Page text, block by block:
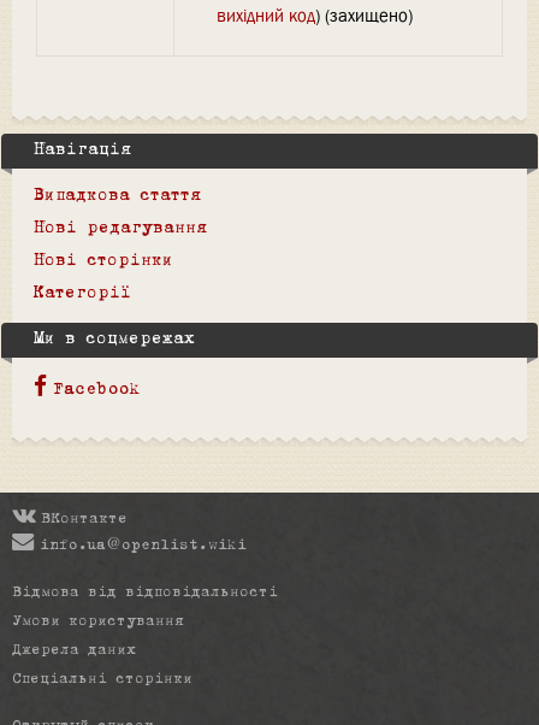
вихідний код) (захищено)
Навігація
Випадкова стаття
Нові редагування
Нові сторінки
Категорії
Ми в соцмережах
Facebook
ВКонтакте
info.ua@openlist.wiki
Відмова від відповідальності
Умови користування
Джерела даних
Спеціальні сторінки